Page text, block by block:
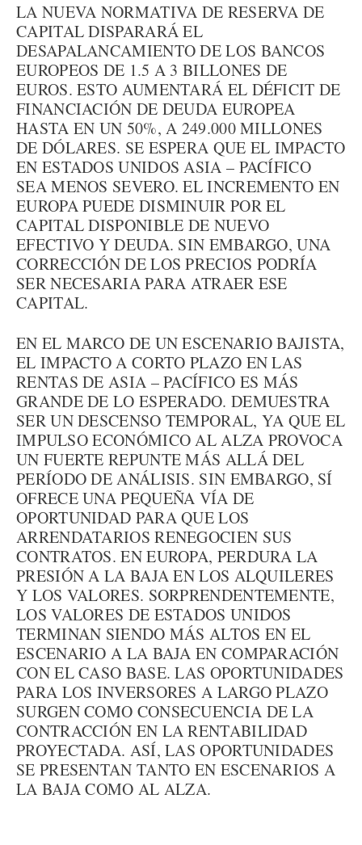
LA NUEVA NORMATIVA DE RESERVA DE
CAPITAL DISPARARÁ EL
DESAPALANCAMIENTO DE LOS BANCOS
EUROPEOS DE 1.5 A 3 BILLONES DE
EUROS. ESTO AUMENTARÁ EL DÉFICIT DE
FINANCIACIÓN DE DEUDA EUROPEA
HASTA EN UN 50%, A 249.000 MILLONES
DE DÓLARES. SE ESPERA QUE EL IMPACTO
EN ESTADOS UNIDOS ASIA – PACÍFICO
SEA MENOS SEVERO. EL INCREMENTO EN
EUROPA PUEDE DISMINUIR POR EL
CAPITAL DISPONIBLE DE NUEVO
EFECTIVO Y DEUDA. SIN EMBARGO, UNA
CORRECCIÓN DE LOS PRECIOS PODRÍA
SER NECESARIA PARA ATRAER ESE
CAPITAL.
EN EL MARCO DE UN ESCENARIO BAJISTA,
EL IMPACTO A CORTO PLAZO EN LAS
RENTAS DE ASIA – PACÍFICO ES MÁS
GRANDE DE LO ESPERADO. DEMUESTRA
SER UN DESCENSO TEMPORAL, YA QUE EL
IMPULSO ECONÓMICO AL ALZA PROVOCA
UN FUERTE REPUNTE MÁS ALLÁ DEL
PERÍODO DE ANÁLISIS. SIN EMBARGO, SÍ
OFRECE UNA PEQUEÑA VÍA DE
OPORTUNIDAD PARA QUE LOS
ARRENDATARIOS RENEGOCIEN SUS
CONTRATOS. EN EUROPA, PERDURA LA
PRESIÓN A LA BAJA EN LOS ALQUILERES
Y LOS VALORES. SORPRENDENTEMENTE,
LOS VALORES DE ESTADOS UNIDOS
TERMINAN SIENDO MÁS ALTOS EN EL
ESCENARIO A LA BAJA EN COMPARACIÓN
CON EL CASO BASE. LAS OPORTUNIDADES
PARA LOS INVERSORES A LARGO PLAZO
SURGEN COMO CONSECUENCIA DE LA
CONTRACCIÓN EN LA RENTABILIDAD
PROYECTADA. ASÍ, LAS OPORTUNIDADES
SE PRESENTAN TANTO EN ESCENARIOS A
LA BAJA COMO AL ALZA.